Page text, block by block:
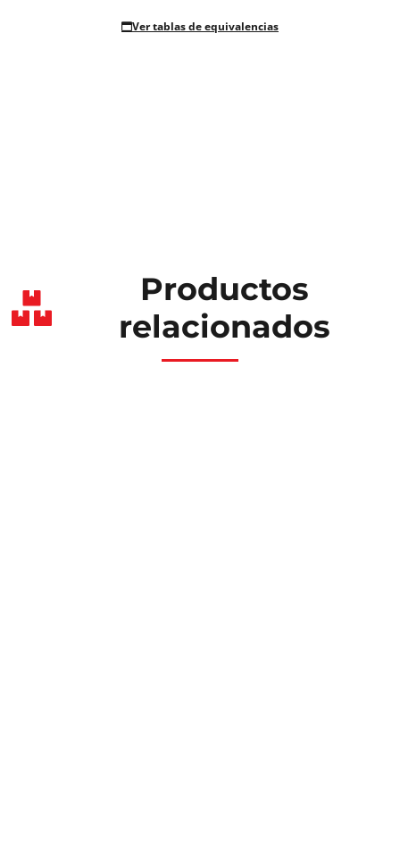
Ver tablas de equivalencias
Productos
relacionados